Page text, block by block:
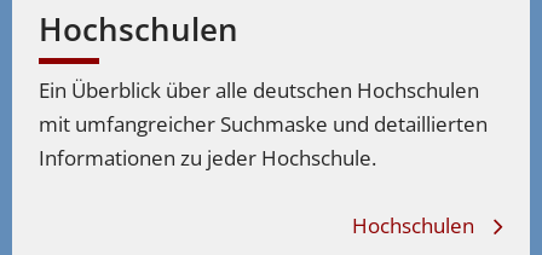
Werkstoff- und Materialwissenschaften studieren –
Studiengänge
Werkstoff- und Materialwissenschaften studieren –
StudiengängeMaterialwissenschaften
Hochschulen
Ein Überblick über alle deutschen Hochschulen
mit umfangreicher Suchmaske und detaillierten
Informationen zu jeder Hochschule.
Hochschulen